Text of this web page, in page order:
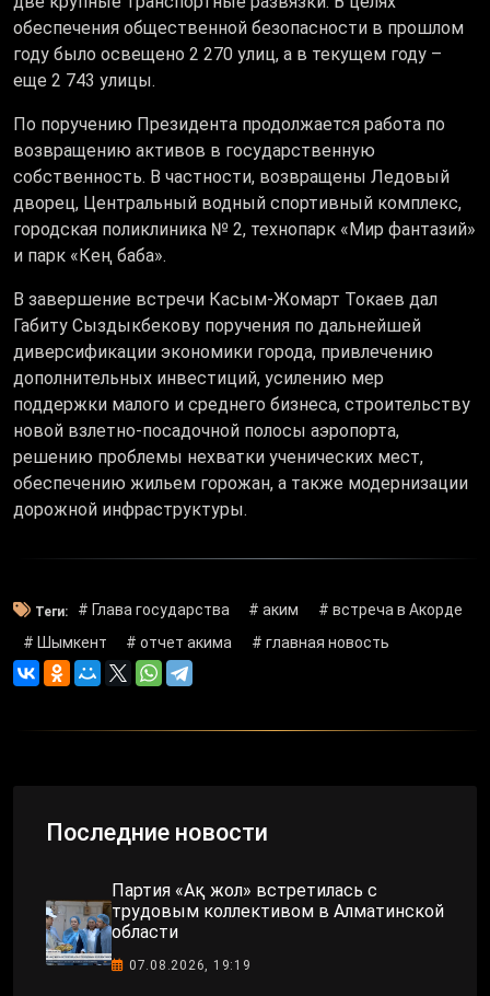
обеспечения общественной безопасности в прошлом
году было освещено 2 270 улиц, а в текущем году –
еще 2 743 улицы.
По поручению Президента продолжается работа по
возвращению активов в государственную
собственность. В частности, возвращены Ледовый
дворец, Центральный водный спортивный комплекс,
городская поликлиника № 2, технопарк «Мир фантазий»
и парк «Кең баба».
В завершение встречи Касым-Жомарт Токаев дал
Габиту Сыздыкбекову поручения по дальнейшей
диверсификации экономики города, привлечению
дополнительных инвестиций, усилению мер
поддержки малого и среднего бизнеса, строительству
новой взлетно-посадочной полосы аэропорта,
решению проблемы нехватки ученических мест,
обеспечению жильем горожан, а также модернизации
дорожной инфраструктуры.
Теги: # Глава государства # аким
# встреча в Акорде
# Шымкент
# отчет акима # главная новость
Последние новости
Партия «Ақ жол» встретилась с
трудовым коллективом в Алматинской
области
07.08.2026, 19:19